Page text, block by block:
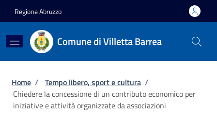
Regione Abruzzo
Comune di Villetta Barrea
Briciole di pane
Home / Tempo libero, sport e cultura /
Chiedere la concessione di un contributo economico per
iniziative e attività organizzate da associazioni